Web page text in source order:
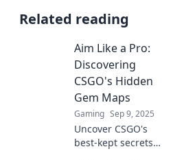
Related reading
Aim Like a Pro:
Discovering
CSGO's Hidden
Gem Maps
Gaming Sep 9, 2025
Uncover CSGO's
best-kept secrets!